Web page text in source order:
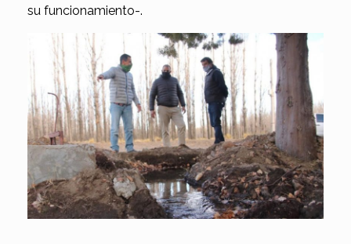
su funcionamiento-.